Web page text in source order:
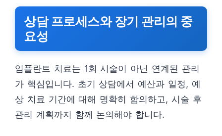
상담 프로세스와 장기 관리의 중
요성
임플란트 치료는 1회 시술이 아닌 연계된 관리
가 핵심입니다. 초기 상담에서 예산과 일정, 예
상 치료 기간에 대해 명확히 합의하고, 시술 후
관리 계획까지 함께 논의해야 합니다.